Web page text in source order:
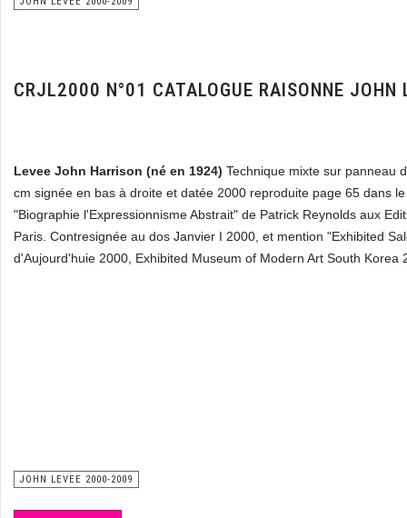
CRJL2000 N°01 CATALOGUE RAISONNE JOHN
Levee John Harrison (né en 1924) Technique mixte sur panneau
cm signée en bas à droite et datée 2000 reproduite page 65 dans
"Biographie l'Expressionnisme Abstrait" de Patrick Reynolds aux
Paris. Contresignée au dos Janvier I 2000, et mention "Exhibited
d'Aujourd'huie 2000, Exhibited Museum of Modern Art South Korea
JOHN LEVEE 2000-2009